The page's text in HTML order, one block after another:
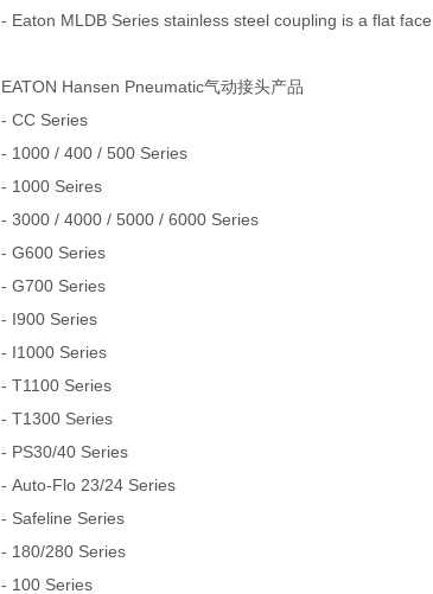
- Eaton MLDB Series stainless steel coupling is a flat
EATON Hansen Pneumatic气动接头产品
- CC Series
- 1000 / 400 / 500 Series
- 1000 Seires
- 3000 / 4000 / 5000 / 6000 Series
- G600 Series
- G700 Series
- I900 Series
- I1000 Series
- T1100 Series
- T1300 Series
- PS30/40 Series
- Auto-Flo 23/24 Series
- Safeline Series
- 180/280 Series
- 100 Series